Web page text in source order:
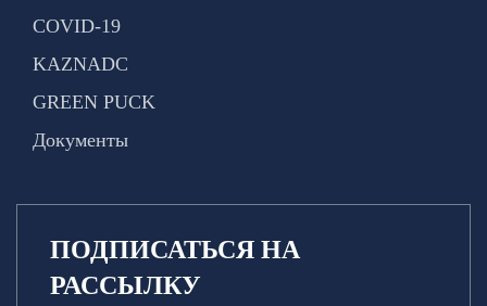
COVID-19
KAZNADC
GREEN PUCK
Документы
ПОДПИСАТЬСЯ НА
РАССЫЛКУ